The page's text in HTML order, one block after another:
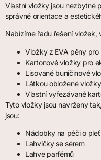
Vlastní vložky jsou nezbytné
správné orientace a
Nabízíme řadu řešení vložek,
Vložky z EVA pěny pro
Kartonové vložky pro
Lisované buničinové
Látkou obložené
Vlastní vyřezávané
Tyto vložky jsou navrženy
jsou:
Nádobky na péči o pleť
Lahvičky se sérem
Lahve parfémů